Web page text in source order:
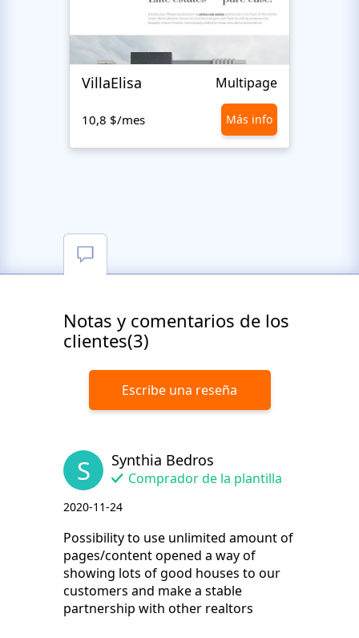
VillaElisa Multipage
10,8 $/mes Más info
Notas y comentarios de los
clientes(3)
Escribe una reseña
S Synthia Bedros
Comprador de la plantilla
2020-11-24
Possibility to use unlimited amount of
pages/content opened a way of
showing lots of good houses to our
customers and make a stable
partnership with other realtors